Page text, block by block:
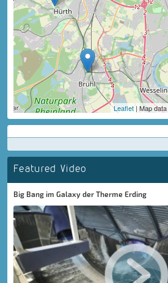
Leaflet | Map
Featured Video
Big Bang im Galaxy der Therme Erding